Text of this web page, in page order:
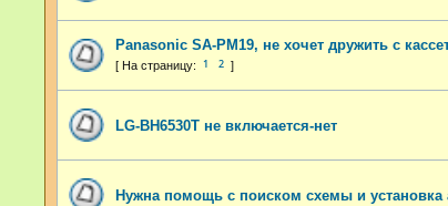
Panasonic SA-PM19, не хочет дружить с
1 2
LG-BH6530T не включается-нет
Нужна помощь с поиском схемы и установка